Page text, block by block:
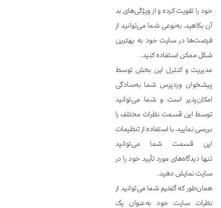
خود را تقویت کرده و از ویژگی‌های بد
آن بکاهید. به‌نوعی شما می‌توانید از
فرصت‌ها در سایت خود به بهترین
شکل ممکن استفاده کنید.
مدیریت و کنترل این بخش توسط
پیشخوان وردپرس شما به‌سادگی
امکان‌پذیر است و شما می‌توانید
توسط این قسمت نظرات مختلف را
بررسی نمایید. با استفاده از تنظیمات
این قسمت شما می‌توانید
تنها دیدگاه‌های مورد تأیید خود را در
سایت نمایش دهید.
همان‌طور که گفتیم شما می‌توانید از
نظرات سایت خود به‌عنوان یک